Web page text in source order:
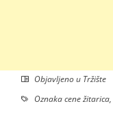
Objavljeno u Tržište
Oznakacene žitarica,